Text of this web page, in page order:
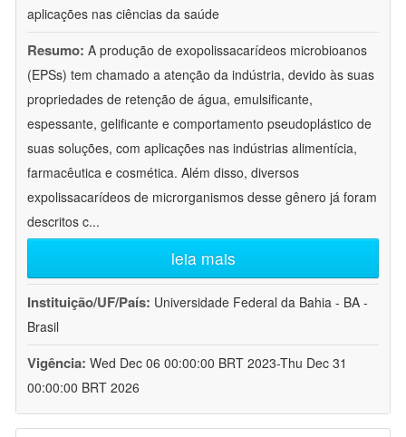
aplicações nas ciências da saúde
Resumo: A produção de exopolissacarídeos microbioanos
(EPSs) tem chamado a atenção da indústria, devido às suas
propriedades de retenção de água, emulsificante,
espessante, gelificante e comportamento pseudoplástico de
suas soluções, com aplicações nas indústrias alimentícia,
farmacêutica e cosmética. Além disso, diversos
expolissacarídeos de microrganismos desse gênero já foram
descritos c...
leia mais
Instituição/UF/País: Universidade Federal da Bahia - BA -
Brasil
Vigência: Wed Dec 06 00:00:00 BRT 2023-Thu Dec 31
00:00:00 BRT 2026